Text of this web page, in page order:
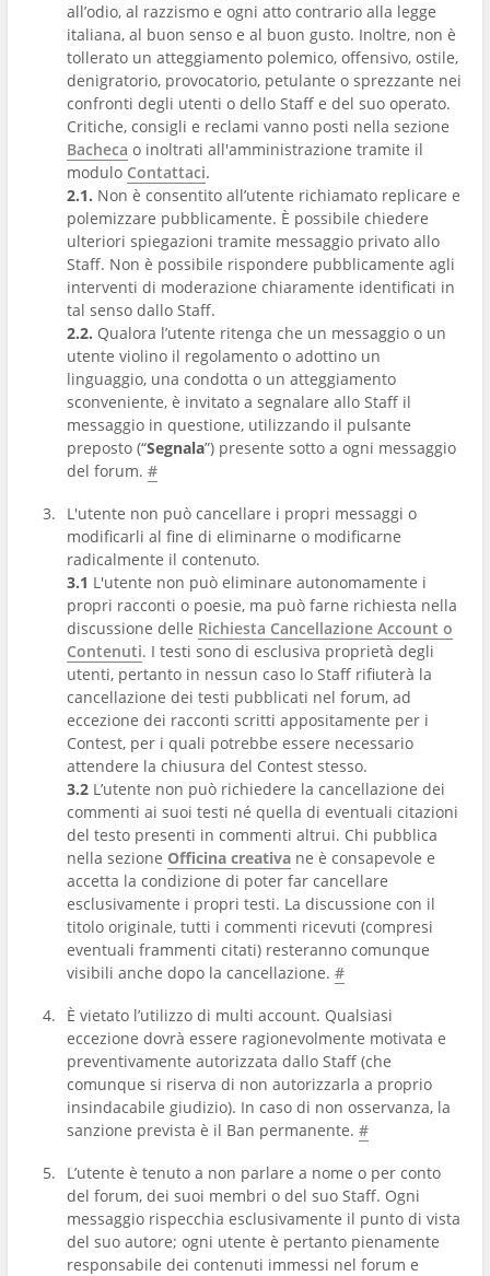
all’odio, al razzismo e ogni atto contrario alla legge
italiana, al buon senso e al buon gusto. Inoltre, non è
tollerato un atteggiamento polemico, offensivo, ostile,
denigratorio, provocatorio, petulante o sprezzante nei
confronti degli utenti o dello Staff e del suo operato.
Critiche, consigli e reclami vanno posti nella sezione
Bacheca o inoltrati all'amministrazione tramite il
modulo Contattaci.
2.1. Non è consentito all’utente richiamato replicare e
polemizzare pubblicamente. È possibile chiedere
ulteriori spiegazioni tramite messaggio privato allo
Staff. Non è possibile rispondere pubblicamente agli
interventi di moderazione chiaramente identificati in
tal senso dallo Staff.
2.2. Qualora l’utente ritenga che un messaggio o un
utente violino il regolamento o adottino un
linguaggio, una condotta o un atteggiamento
sconveniente, è invitato a segnalare allo Staff il
messaggio in questione, utilizzando il pulsante
preposto (“Segnala”) presente sotto a ogni messaggio
del forum. #
L'utente non può cancellare i propri messaggi o
modificarli al fine di eliminarne o modificarne
radicalmente il contenuto.
3.1 L'utente non può eliminare autonomamente i
propri racconti o poesie, ma può farne richiesta nella
discussione delle Richiesta Cancellazione Account o
Contenuti. I testi sono di esclusiva proprietà degli
utenti, pertanto in nessun caso lo Staff rifiuterà la
cancellazione dei testi pubblicati nel forum, ad
eccezione dei racconti scritti appositamente per i
Contest, per i quali potrebbe essere necessario
attendere la chiusura del Contest stesso.
3.2 L’utente non può richiedere la cancellazione dei
commenti ai suoi testi né quella di eventuali citazioni
del testo presenti in commenti altrui. Chi pubblica
nella sezione Officina creativa ne è consapevole e
accetta la condizione di poter far cancellare
esclusivamente i propri testi. La discussione con il
titolo originale, tutti i commenti ricevuti (compresi
eventuali frammenti citati) resteranno comunque
visibili anche dopo la cancellazione. #
È vietato l’utilizzo di multi account. Qualsiasi
eccezione dovrà essere ragionevolmente motivata e
preventivamente autorizzata dallo Staff (che
comunque si riserva di non autorizzarla a proprio
insindacabile giudizio). In caso di non osservanza, la
sanzione prevista è il Ban permanente. #
L’utente è tenuto a non parlare a nome o per conto
del forum, dei suoi membri o del suo Staff. Ogni
messaggio rispecchia esclusivamente il punto di vista
del suo autore; ogni utente è pertanto pienamente
responsabile dei contenuti immessi nel forum e